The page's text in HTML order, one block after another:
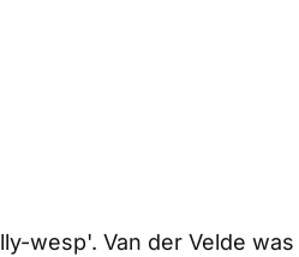
wesp'. Van der Velde was